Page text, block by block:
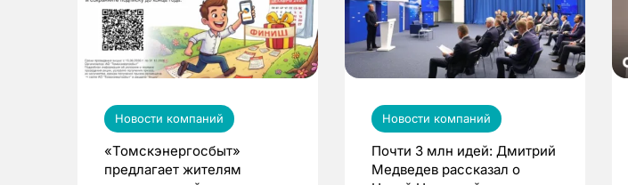
Новости компаний
«Томскэнергосбыт»
предлагает жителям
Новости компаний
Почти 3 млн идей: Дмитрий
Медведев рассказал о